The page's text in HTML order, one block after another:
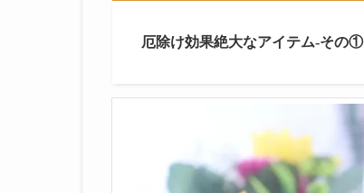
厄除け効果絶大なアイテム-その①